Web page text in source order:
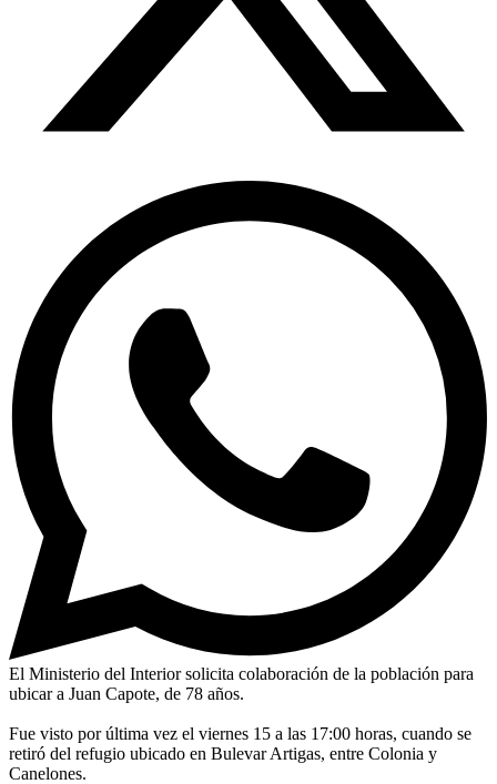
El Ministerio del Interior solicita colaboración de la población para
ubicar a Juan Capote, de 78 años.
Fue visto por última vez el viernes 15 a las 17:00 horas, cuando se
retiró del refugio ubicado en Bulevar Artigas, entre Colonia y
Canelones.